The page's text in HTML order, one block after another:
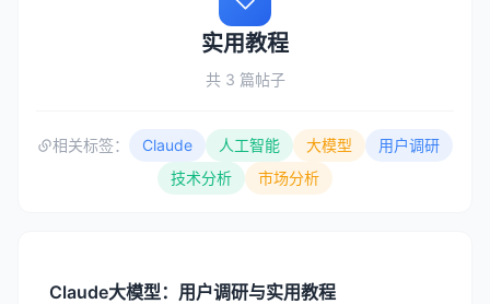
实用教程
共 3 篇帖子
相关标签： Claude 人工智能 大模型
用户调研
技术分析
市场分析
Claude大模型：用户调研与实用教程